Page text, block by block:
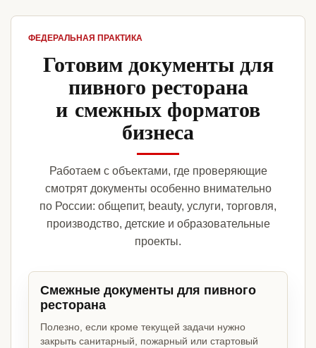
ФЕДЕРАЛЬНАЯ ПРАКТИКА
Готовим документы для
пивного ресторана
и смежных форматов
бизнеса
Работаем с объектами, где проверяющие
смотрят документы особенно внимательно
по России: общепит, beauty, услуги, торговля,
производство, детские и образовательные
проекты.
Смежные документы для пивного
ресторана
Полезно, если кроме текущей задачи нужно
закрыть санитарный, пожарный или стартовый